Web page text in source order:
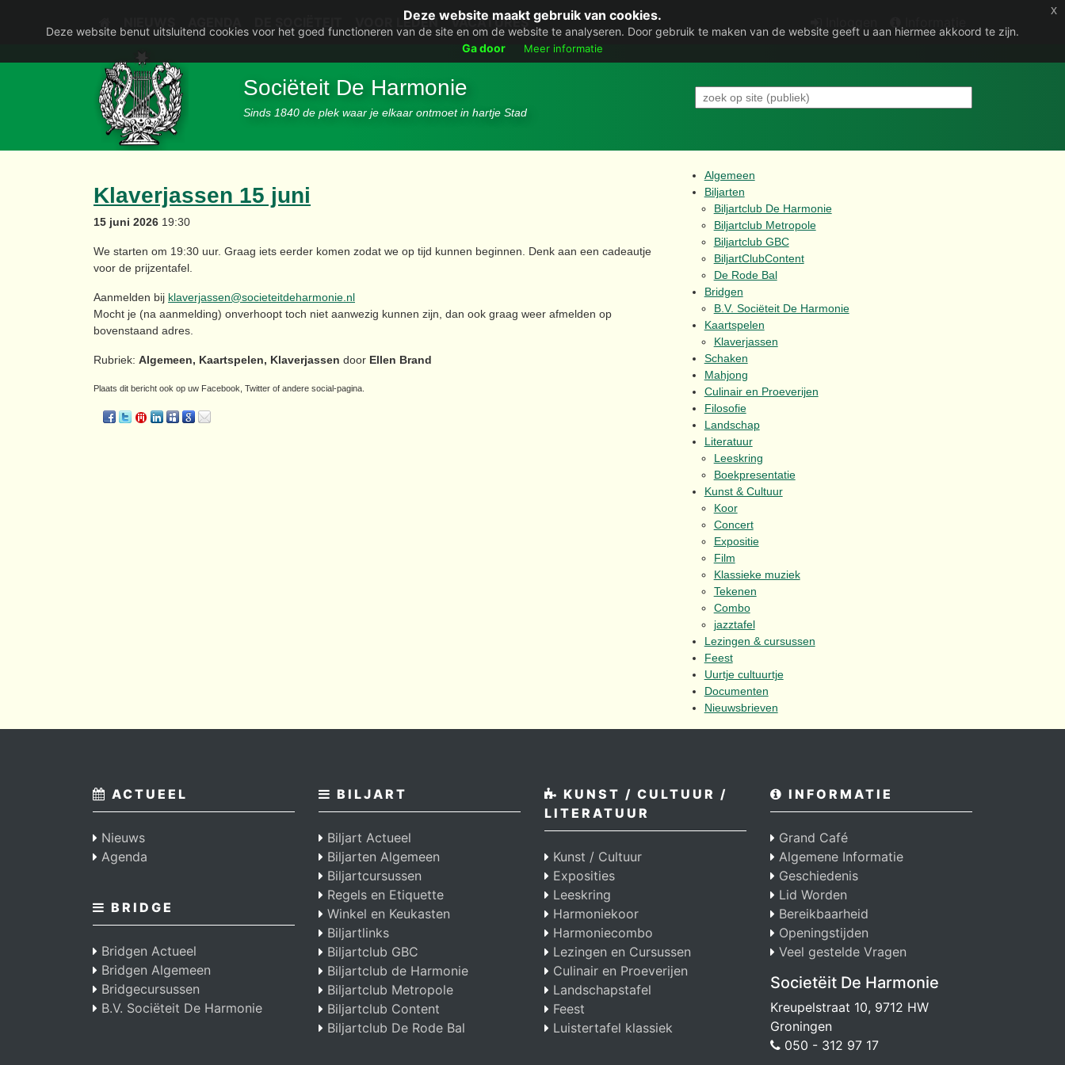
Deze website maakt gebruik van cookies.
Deze website benut uitsluitend cookies voor het goed functioneren van de site en om de website te analyseren. Door gebruik te maken van de website geeft u aan hiermee akkoord te zijn.
Ga door
Meer informatie
x
VOOR LEDEN VACATURES
Sociëteit De Harmonie
Sinds 1840 de plek waar je elkaar ontmoet in hartje Stad
Klaverjassen 15 juni
15 juni 2026 19:30
We starten om 19:30 uur. Graag iets eerder komen zodat we op tijd kunnen beginnen. Denk aan een cadeautje
voor de prijzentafel.
Aanmelden bij klaverjassen@societeitdeharmonie.nl
Mocht je (na aanmelding) onverhoopt toch niet aanwezig kunnen zijn, dan ook graag weer afmelden op
bovenstaand adres.
Rubriek: Algemeen, Kaartspelen, Klaverjassen door Ellen Brand
Plaats dit bericht ook op uw Facebook, Twitter of andere social-pagina.
Algemeen
Biljarten
Biljartclub De Harmonie
Biljartclub Metropole
Biljartclub GBC
BiljartClubContent
De Rode Bal
Bridgen
B.V. Sociëteit De Harmonie
Kaartspelen
Klaverjassen
Schaken
Mahjong
Culinair en Proeverijen
Filosofie
Landschap
Literatuur
Leeskring
Boekpresentatie
Kunst & Cultuur
Koor
Concert
Expositie
Film
Klassieke muziek
Tekenen
Combo
jazztafel
Lezingen & cursussen
Feest
Uurtje cultuurtje
Documenten
Nieuwsbrieven
ACTUEEL
Nieuws
Agenda
BRIDGE
Bridgen Actueel
Bridgen Algemeen
Bridgecursussen
B.V. Sociëteit De Harmonie
BILJART
Biljart Actueel
Biljarten Algemeen
Biljartcursussen
Regels en Etiquette
Winkel en Keukasten
Biljartlinks
Biljartclub GBC
Biljartclub de Harmonie
Biljartclub Metropole
Biljartclub Content
Biljartclub De Rode Bal
KUNST / CULTUUR /
LITERATUUR
Kunst / Cultuur
Exposities
Leeskring
Harmoniekoor
Harmoniecombo
Lezingen en Cursussen
Culinair en Proeverijen
Landschapstafel
Feest
Luistertafel klassiek
INFORMATIE
Grand Café
Algemene Informatie
Geschiedenis
Lid Worden
Bereikbaarheid
Openingstijden
Veel gestelde Vragen
Societëit De Harmonie
Kreupelstraat 10, 9712 HW
Groningen
050 - 312 97 17